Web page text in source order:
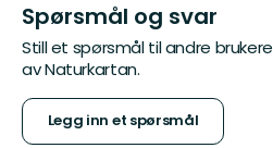
Spørsmål og svar
Still et spørsmål til andre brukere
av Naturkartan.
Legg inn et spørsmål